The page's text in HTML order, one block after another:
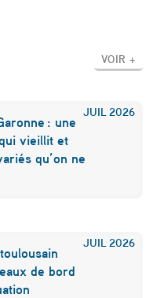
VOIR +
JUIL 2026
: une
vieillit et
qu’on ne
JUIL 2026
de bord